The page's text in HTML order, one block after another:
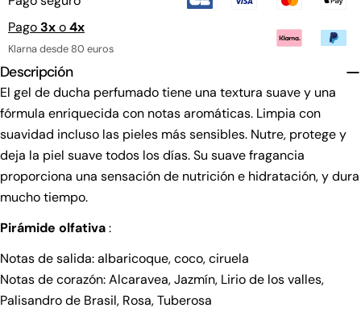
Pago3xo4x
Klarna desde 80 euros
Descripción
El gel de ducha perfumado tiene una textura suave y una
fórmula enriquecida con notas aromáticas. Limpia con
suavidad incluso las pieles más sensibles. Nutre, protege y
deja la piel suave todos los días. Su suave fragancia
proporciona una sensación de nutrición e hidratación, y dura
mucho tiempo.
Pirámide olfativa:
Notas de salida: albaricoque, coco, ciruela
Notas de corazón: Alcaravea, Jazmín, Lirio de los valles,
Palisandro de Brasil, Rosa, Tuberosa
Comparte este producto
Compartir
Copiar
Compartir
en
Facebook
correo
electrónico
teléfono
mensaje
Los campos marcados con * son obligatorios.